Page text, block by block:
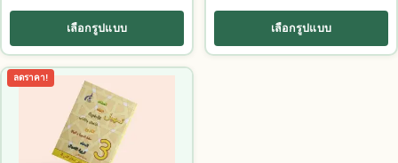
เลือกรูปแบบ เลือกรูปแบบ
ลดราคา!
This product has multiple variants. The options may be